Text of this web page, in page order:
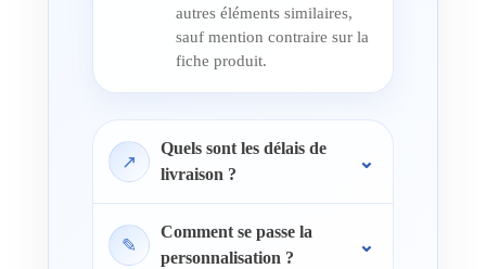
autres éléments similaires,
sauf mention contraire sur la
fiche produit.
↗
Quels sont les délais de
livraison ?
✎
Comment se passe la
personnalisation ?